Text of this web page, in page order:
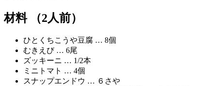
材料 （2人前）
ひとくちこうや豆腐 … 8個
むきえび … 6尾
ズッキーニ … 1/2本
ミニトマト … 4個
スナップエンドウ … ６さや